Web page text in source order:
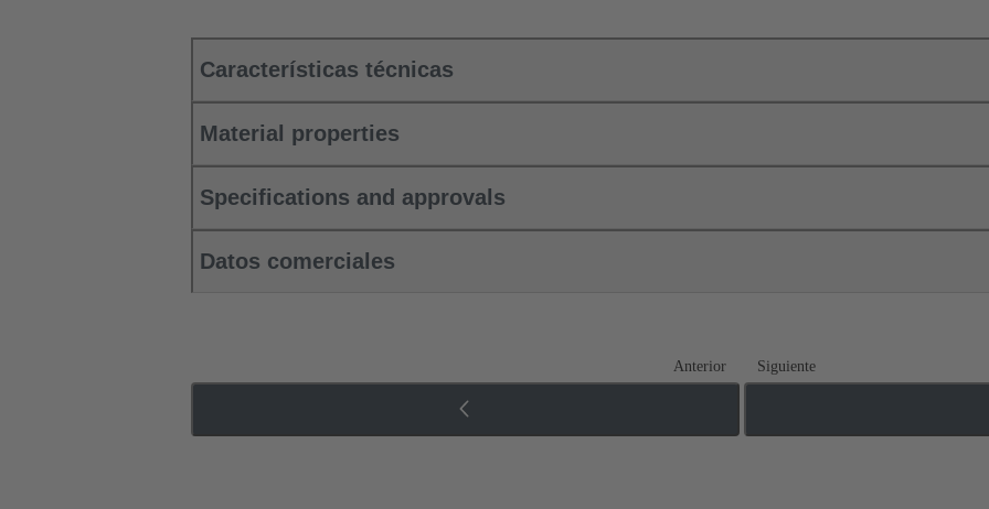
Características técnicas
Material properties
Specifications and approvals
Datos comerciales
Anterior Siguiente